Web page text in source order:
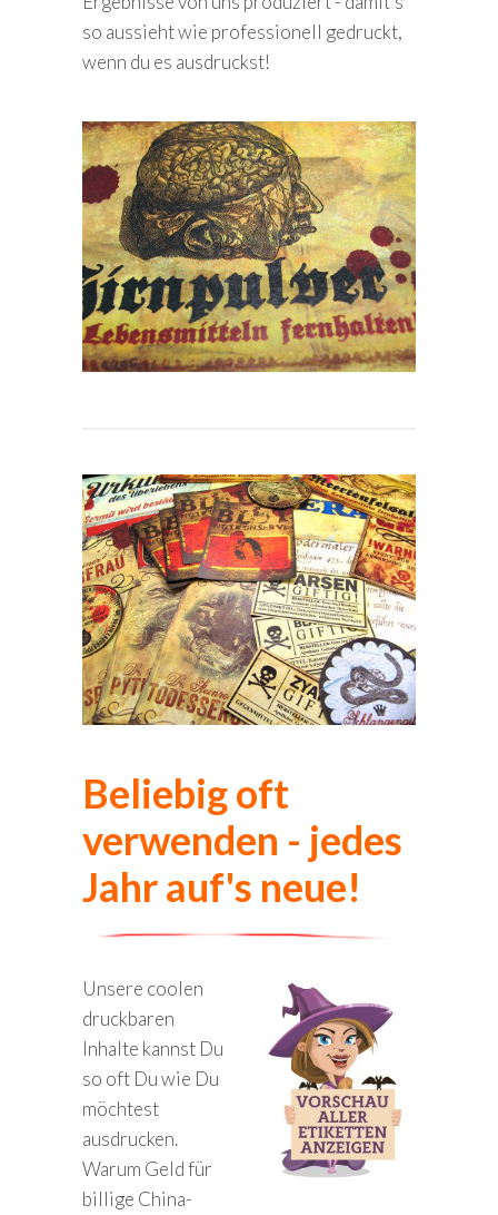
so aussieht wie professionell gedruckt,
wenn du es ausdruckst!
Beliebig oft
verwenden - jedes
Jahr auf's neue!
Unsere coolen
druckbaren
Inhalte kannst Du
so oft Du wie Du
möchtest
ausdrucken.
Warum Geld für
billige China-